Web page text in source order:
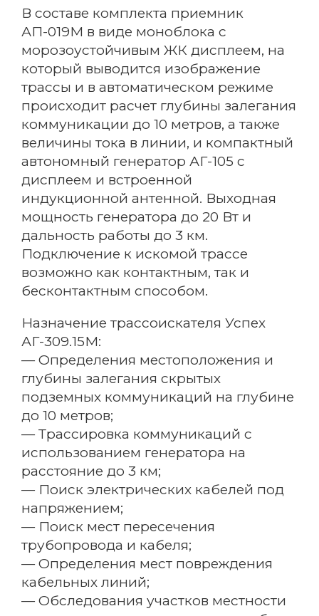
В составе комплекта приемник
АП-019М в виде моноблока с
морозоустойчивым ЖК дисплеем, на
который выводится изображение
трассы и в автоматическом режиме
происходит расчет глубины залегания
коммуникации до 10 метров, а также
величины тока в линии, и компактный
автономный генератор АГ-105 с
дисплеем и встроенной
индукционной антенной. Выходная
мощность генератора до 20 Вт и
дальность работы до 3 км.
Подключение к искомой трассе
возможно как контактным, так и
бесконтактным способом.
Назначение трассоискателя Успех
АГ-309.15М:
— Определения местоположения и
глубины залегания скрытых
подземных коммуникаций на глубине
до 10 метров;
— Трассировка коммуникаций с
использованием генератора на
расстояние до 3 км;
— Поиск электрических кабелей под
напряжением;
— Поиск мест пересечения
трубопровода и кабеля;
— Определения мест повреждения
кабельных линий;
— Обследования участков местности